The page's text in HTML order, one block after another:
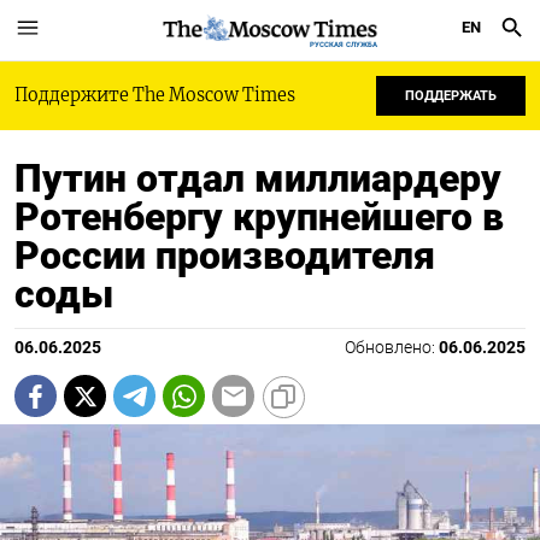
РУССКАЯ СЛУЖБА
EN
Поддержите The Moscow Times ПОДДЕРЖАТЬ
Путин отдал миллиардеру
Ротенбергу крупнейшего в
России производителя
соды
06.06.2025 Обновлено: 06.06.2025